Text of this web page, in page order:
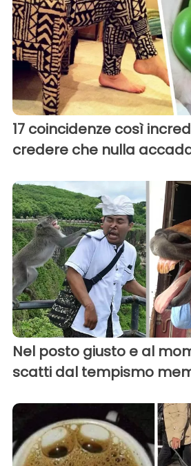
17 coincidenze così
credere che nulla
Nel posto giusto e al
scatti dal tempismo